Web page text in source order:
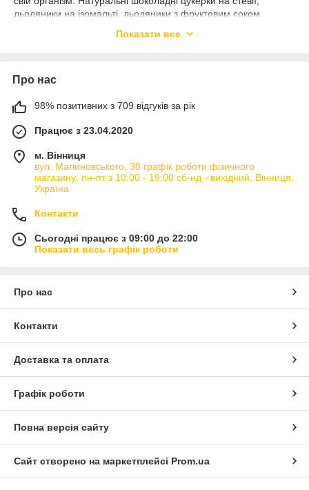
льодяники на ізомальті, льодяники з фруктовим соком,
шоколадні пасти, горіхові пасти, кокосові пасти, натуральний
фруктові льодяники без цукру. Цукрозамінники різного складу
стевія в таблетках, стевія з ерітрітолом, ерітрітол, сахароза.
Та цілий розділ корисних низьковуглеводних діабет-перекусів:
крекери, хлібці, супи — зручні варіанти діабет-снеків.
Bob Snail, Stevia, Master Bob, Solo Svit, Sladella, Green Leaf,
Yume Arth, Healthy Generation, Food4fit, BakerBee.
Показати все
Про нас
98% позитивних з 709 відгуків за рік
Працює з 23.04.2020
м. Вінниця
вул. Малиновського, 38 графік роботи фізичного
магазину: пн-пт з 10:00 - 19:00 сб-нд - вихідний, Вінниця,
Україна
Контакти
Сьогодні працює з 09:00 до 22:00
Показати весь графік роботи
Про нас
Контакти
Доставка та оплата
Графік роботи
Повна версія сайту
Сайт створено на маркетплейсі Prom.ua